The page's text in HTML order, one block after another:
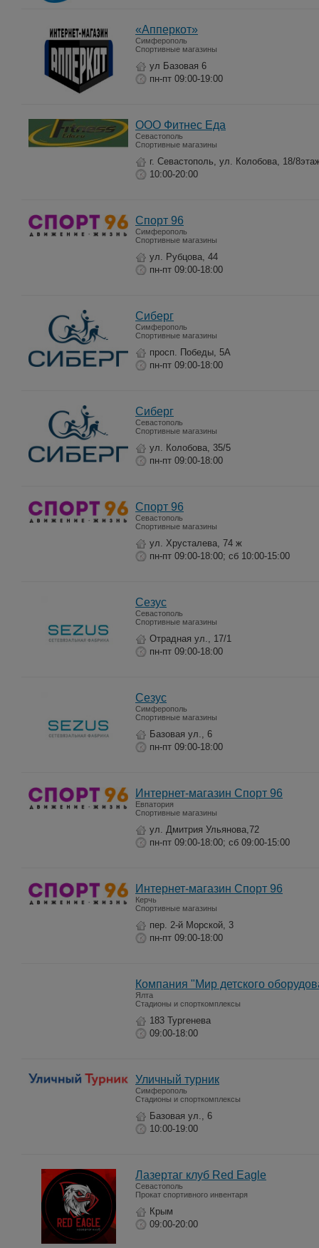
«Апперкот»
Симферополь
Спортивные магазины
ул Базовая 6
пн-пт 09:00-19:00
ООО Фитнес Еда
Севастополь
Спортивные магазины
г. Севастополь, ул. Колобова, 18/
10:00-20:00
Спорт 96
Симферополь
Спортивные магазины
ул. Рубцова, 44
пн-пт 09:00-18:00
Сиберг
Симферополь
Спортивные магазины
просп. Победы, 5А
пн-пт 09:00-18:00
Сиберг
Севастополь
Спортивные магазины
ул. Колобова, 35/5
пн-пт 09:00-18:00
Спорт 96
Севастополь
Спортивные магазины
ул. Хрусталева, 74 ж
пн-пт 09:00-18:00; сб 10:00-15:00
Сезус
Севастополь
Спортивные магазины
Отрадная ул., 17/1
пн-пт 09:00-18:00
Сезус
Симферополь
Спортивные магазины
Базовая ул., 6
пн-пт 09:00-18:00
Интернет-магазин Спорт 96
Евпатория
Спортивные магазины
ул. Дмитрия Ульянова,72
пн-пт 09:00-18:00; сб 09:00-15:00
Интернет-магазин Спорт 96
Керчь
Спортивные магазины
пер. 2-й Морской, 3
пн-пт 09:00-18:00
Компания "Мир детского
Ялта
Стадионы и спорткомплексы
183 Тургенева
09:00-18:00
Уличный турник
Симферополь
Стадионы и спорткомплексы
Базовая ул., 6
10:00-19:00
Лазертаг клуб Red Eagle
Севастополь
Прокат спортивного инвентаря
Крым
09:00-20:00